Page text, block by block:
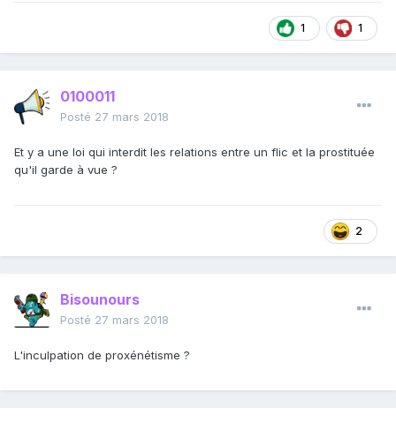
1 1
0100011
Posté 27 mars 2018
Et y a une loi qui interdit les relations entre un flic et la prostituée
qu'il garde à vue ?
2
Bisounours
Posté 27 mars 2018
L'inculpation de proxénétisme ?